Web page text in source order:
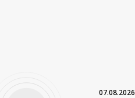
07.08.2026